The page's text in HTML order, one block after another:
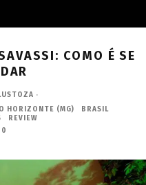
COMO É SE
·
HORIZONTE (MG)
BRASIL
REVIEW
0